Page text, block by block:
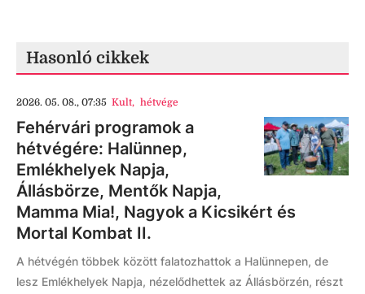
Hasonló cikkek
2026. 05. 08., 07:35 Kult, hétvége
Fehérvári programok a
hétvégére: Halünnep,
Emlékhelyek Napja,
Állásbörze, Mentők Napja,
Mamma Mia!, Nagyok a Kicsikért és
Mortal Kombat II.
A hétvégén többek között falatozhattok a Halünnepen, de
lesz Emlékhelyek Napja, nézelődhettek az Állásbörzén, részt